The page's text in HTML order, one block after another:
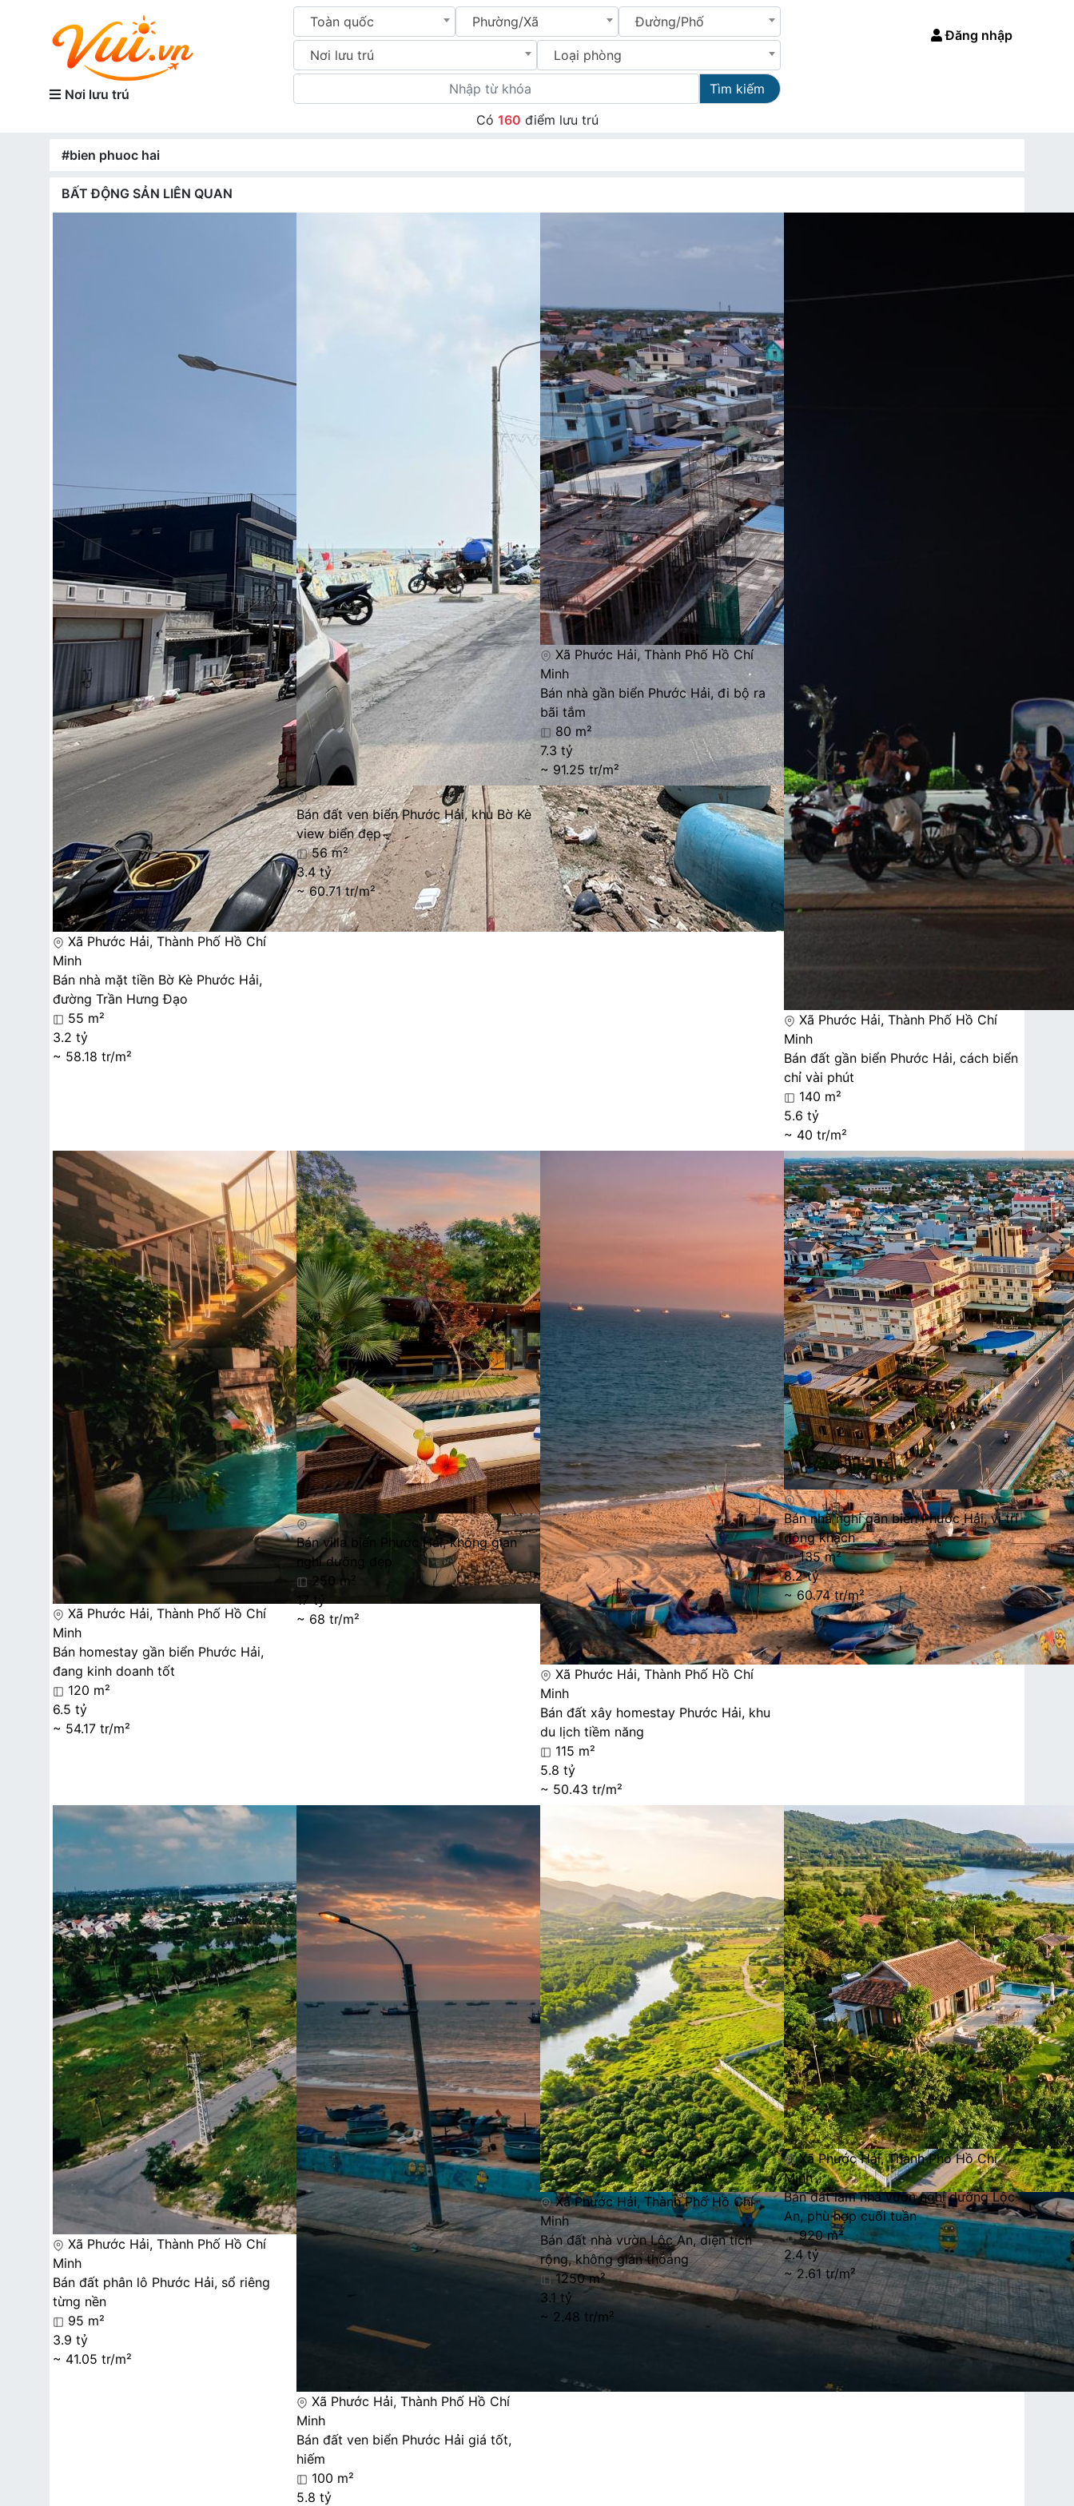
Nơi lưu trú
Toàn quốc Phường/Xã Đường/Phố
Nơi lưu trú Loại phòng
Tìm kiếm
Đăng nhập
Có 160 điểm lưu trú
#bien phuoc hai
BẤT ĐỘNG SẢN LIÊN QUAN
Xã Phước Hải, Thành Phố Hồ Chí
Minh
Bán nhà mặt tiền Bờ Kè Phước Hải,
đường Trần Hưng Đạo
55 m²
3.2 tỷ
~ 58.18 tr/m²
Bán đất ven biển Phước Hải, khu Bờ Kè
view biển đẹp
56 m²
3.4 tỷ
~ 60.71 tr/m²
Xã Phước Hải, Thành Phố Hồ Chí
Minh
Bán nhà gần biển Phước Hải, đi bộ ra
bãi tắm
80 m²
7.3 tỷ
~ 91.25 tr/m²
Xã Phước Hải, Thành Phố Hồ Chí
Minh
Bán đất gần biển Phước Hải, cách biển
chỉ vài phút
140 m²
5.6 tỷ
~ 40 tr/m²
Xã Phước Hải, Thành Phố Hồ Chí
Minh
Bán homestay gần biển Phước Hải,
đang kinh doanh tốt
120 m²
6.5 tỷ
~ 54.17 tr/m²
Bán villa biển Phước Hải, không gian
nghỉ dưỡng đẹp
250 m²
17 tỷ
~ 68 tr/m²
Xã Phước Hải, Thành Phố Hồ Chí
Minh
Bán đất xây homestay Phước Hải, khu
du lịch tiềm năng
115 m²
5.8 tỷ
~ 50.43 tr/m²
Bán nhà nghỉ gần biển Phước Hải, vị trí
đông khách
135 m²
8.2 tỷ
~ 60.74 tr/m²
Xã Phước Hải, Thành Phố Hồ Chí
Minh
Bán đất phân lô Phước Hải, sổ riêng
từng nền
95 m²
3.9 tỷ
~ 41.05 tr/m²
Xã Phước Hải, Thành Phố Hồ Chí
Minh
Bán đất ven biển Phước Hải giá tốt,
hiếm
100 m²
5.8 tỷ
Xã Phước Hải, Thành Phố Hồ Chí
Minh
Bán đất nhà vườn Lộc An, diện tích
rộng, không gian thoáng
1250 m²
3.1 tỷ
~ 2.48 tr/m²
Xã Phước Hải, Thành Phố Hồ Chí
Minh
Bán đất làm nhà vườn nghỉ dưỡng Lộc
An, phù hợp cuối tuần
920 m²
2.4 tỷ
~ 2.61 tr/m²